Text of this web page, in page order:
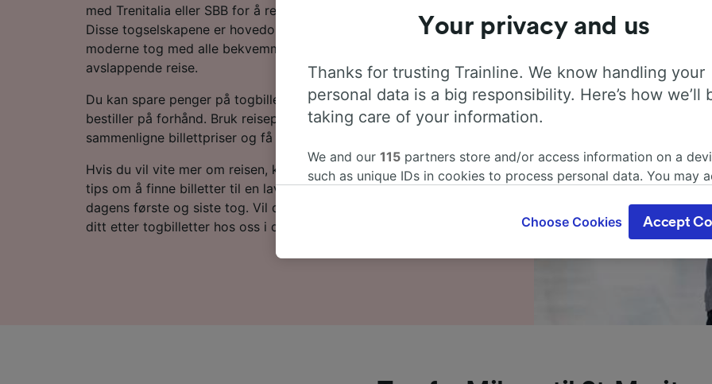
med Trenitalia eller SBB for å reise til destinasjonen din på et blunk.
Disse togselskapene er hovedoperatørene langs denne ruten og har
moderne tog med alle bekvemmeligheter, slik at du får en mest mulig
avslappende reise.
Du kan spare penger på togbilletter fra Milano til St-Moritz hvis du
bestiller på forhånd. Bruk reiseplanleggeren øverst på siden for å
sammenligne billettpriser og få de laveste prisene.
Hvis du vil vite mer om reisen, kan du lese videre for å se rutetabeller,
tips om å finne billetter til en lav pris og vanlige spørsmål, inkludert
dagens første og siste tog. Vil du gå rett til bestillingen? Start søket
ditt etter togbilletter hos oss i dag!
Your privacy and us
Thanks for trusting Trainline. We know handling your
personal data is a big responsibility. Here’s how we’ll
taking care of your information.
We and our 115 partners store and/or access information on a
such as unique IDs in cookies to process personal data. You may
where legitimate interest is used, or at any time in the privacy
These choices will be signaled to our partners and will not affect
Use precise geolocation data. Actively scan device
Choose Cookies Accept